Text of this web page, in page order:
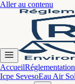
Aller au contenu
AccueilRéglementation
Icpe SevesoEau Air Sol